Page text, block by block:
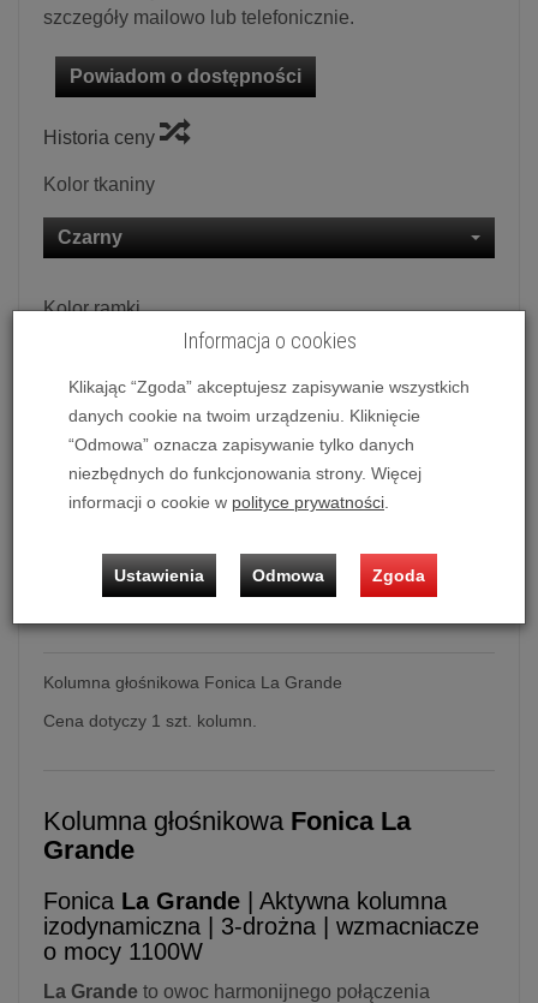
szczegóły mailowo lub telefonicznie.
Powiadom o dostępności
Historia ceny
Kolor tkaniny
Czarny
Kolor ramki
Zapytaj o produkt
165 000,00 zł/ szt.
Kolumna głośnikowa Fonica La Grande
Cena dotyczy 1 szt. kolumn.
Kolumna głośnikowa Fonica La
Grande
Fonica La Grande | Aktywna kolumna
izodynamiczna | 3-drożna | wzmacniacze
o mocy 1100W
La Grande to owoc harmonijnego połączenia
Informacja o cookies
Klikając “Zgoda” akceptujesz zapisywanie wszystkich
danych cookie na twoim urządzeniu. Kliknięcie
“Odmowa” oznacza zapisywanie tylko danych
niezbędnych do funkcjonowania strony. Więcej
informacji o cookie w polityce prywatności.
Ustawienia Odmowa Zgoda